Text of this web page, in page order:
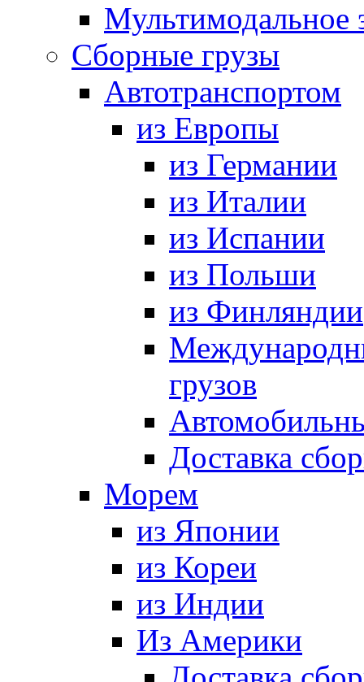
Мультимодальное
Сборные грузы
Автотранспортом
из Европы
из Германии
из Италии
из Испании
из Польши
из Финляндии
грузов
Доставка
Морем
из Японии
из Кореи
из Индии
Из Америки